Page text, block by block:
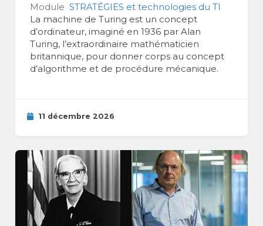
Module STRATÉGIES et technologies du TI
La machine de Turing est un concept
d’ordinateur, imaginé en 1936 par Alan
Turing, l’extraordinaire mathématicien
britannique, pour donner corps au concept
d’algorithme et de procédure mécanique.
11 décembre 2026